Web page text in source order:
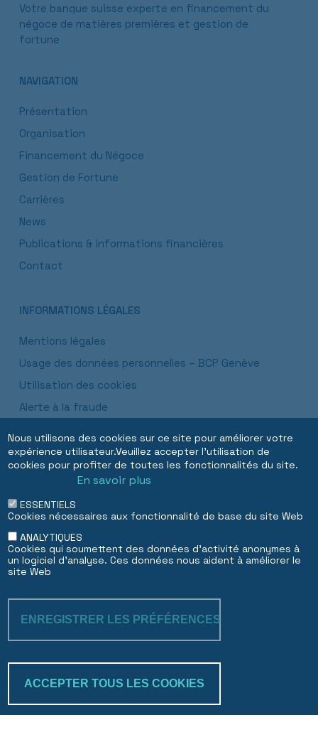
Votre banque suisse experte en financement du
négoce de matières premières et gestion de
fortune
NAVIGATION
Présentation
Organisation
Financement du Négoce
Gestion de Fortune
Carrières
News
Publications & informations financières
Contact
INFORMATIONS LÉGALES
Mentions légales
Usage des données personnelles – BCP Genève
Utilisation des cookies
Alerte à la fraude
Informations succursale luxembourgeoise
Dubai DIFC succursale
EN FR
Nous utilisons des cookies sur ce site pour améliorer votre
expérience utilisateur.Veuillez accepter l'utilisation de
cookies pour profiter de toutes les fonctionnalités du site.
En savoir plus
ESSENTIELS
Cookies nécessaires aux fonctionnalité de base du site Web
ANALYTIQUES
Cookies qui soumettent des données d'activité anonymes à
un logiciel d'analyse. Ces données nous aident à améliorer le
site Web
ENREGISTRER LES PRÉFÉRENCES
ACCEPTER TOUS LES COOKIES